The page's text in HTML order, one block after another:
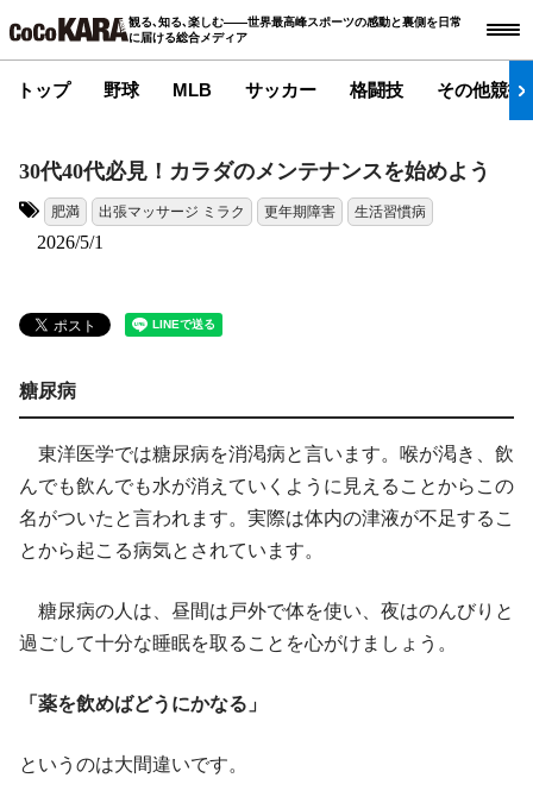
観る､知る､楽しむ――世界最高峰スポーツの感動と裏側を日常
に届ける総合メディア
トップ 野球 MLB サッカー 格闘技 その他競技
30代40代必見！カラダのメンテナンスを始めよう
肥満 出張マッサージ ミラク 更年期障害 生活習慣病
2026/5/1
糖尿病
東洋医学では糖尿病を消渇病と言います。喉が渇き、飲
んでも飲んでも水が消えていくように見えることからこの
名がついたと言われます。実際は体内の津液が不足するこ
とから起こる病気とされています。
糖尿病の人は、昼間は戸外で体を使い、夜はのんびりと
過ごして十分な睡眠を取ることを心がけましょう。
「薬を飲めばどうにかなる」
というのは大間違いです。